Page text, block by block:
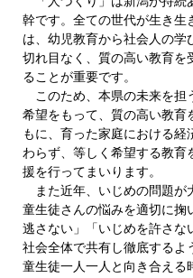
幹です。全ての世代が生き生
は、幼児教育から社会人の学
切れ目なく、質の高い教育を
ることが重要です。
このため、本県の未来を担
希望をもって、質の高い教育
もに、育った家庭における
わらず、等しく希望する教育
援を行ってまいります。
また近年、いじめの問題が
童生徒さんの悩みを適切に掬
逃さない」「いじめを許さな
社会全体で共有し徹底するよ
童生徒一人一人と向き合える